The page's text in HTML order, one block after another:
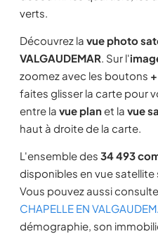
verts.
Découvrez la vue photo
VALGAUDEMAR. Sur l'
zoomez avec les boutons
faites glisser la carte pour
entre la vue planet la vue
haut à droite de la carte.
L'ensemble des 34 493
disponibles en vue satellite
Vous pouvez aussi
CHAPELLE EN
démographie, son